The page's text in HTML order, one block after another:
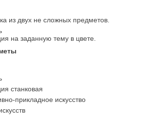
из двух не сложных предметов.
на заданную тему в цвете.
станковая
прикладное искусство